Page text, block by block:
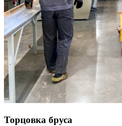
Торцовка бруса